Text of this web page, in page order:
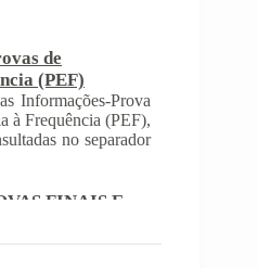
Informações-Prova
no separador
FINAIS E
À
definidos os